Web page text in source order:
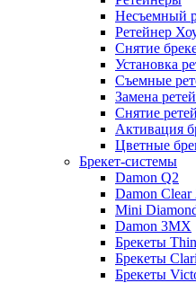
Несъемный
Ретейнер
Снятие
Установка
Съемные
Замена
Снятие
Активация
Цветные
Брекет-системы
Damon Q2
Damon Clear
Mini
Damon 3MX
Брекеты
Брекеты
Брекеты